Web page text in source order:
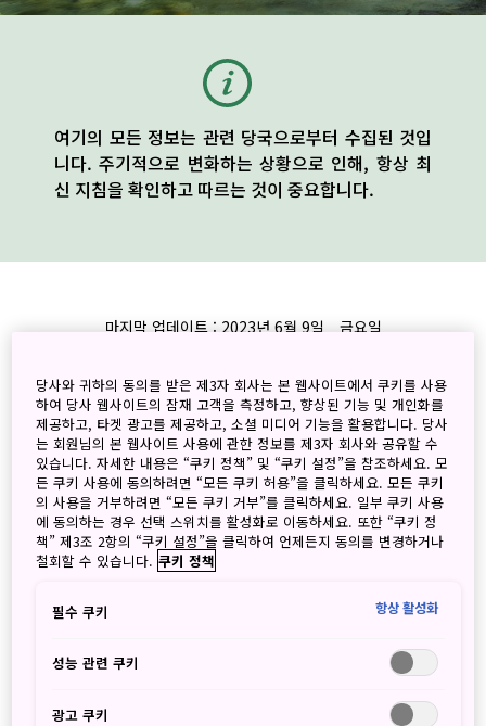
여기의 모든 정보는 관련 당국으로부터 수집된 것입
니다. 주기적으로 변화하는 상황으로 인해, 항상 최
신 지침을 확인하고 따르는 것이 중요합니다.
마지막 업데이트 : 2023년 6월 9일 금요일
여러분의 일본 방문을 환영합니다.
한적한 산중 온천에 몸을 담그고, 그림처럼 완벽한 사원 정원을 거닐
고, 소박한 가게에서의 김이 모락모락 나는 라면 한 그릇; 일본에의 꿈
을 현실로 만들 준비를 하세요. 우리는 당신을 환영합니다!!
알림: COVID-19 확산 방지를 위한 모든 국경조치가
2023년 4월 29일에 해제되었습니다.
2023년 4월 29일 이후에 일본에 입국하시는 분들은
유효한 백신접종증명서 또는 COVID-19 음성증명서를
당사와 귀하의 동의를 받은 제3자 회사는 본 웹사이트에서 쿠키를 사용
하여 당사 웹사이트의 잠재 고객을 측정하고, 향상된 기능 및 개인화를
제공하고, 타겟 광고를 제공하고, 소셜 미디어 기능을 활용합니다. 당사
는 회원님의 본 웹사이트 사용에 관한 정보를 제3자 회사와 공유할 수
있습니다. 자세한 내용은 “쿠키 정책” 및 “쿠키 설정”을 참조하세요. 모
든 쿠키 사용에 동의하려면 “모든 쿠키 허용”을 클릭하세요. 모든 쿠키
의 사용을 거부하려면 “모든 쿠키 거부”를 클릭하세요. 일부 쿠키 사용
에 동의하는 경우 선택 스위치를 활성화로 이동하세요. 또한 “쿠키 정
책” 제3조 2항의 “쿠키 설정”을 클릭하여 언제든지 동의를 변경하거나
철회할 수 있습니다. 쿠키 정책
필수 쿠키 항상 활성화
성능 관련 쿠키
광고 쿠키